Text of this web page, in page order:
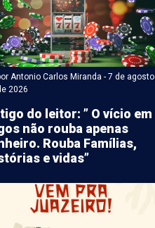
Antonio Carlos Miranda - 7 de agosto
2026
do leitor: ” O vício em
não rouba apenas
Rouba Famílias,
e vidas”
às 22:20